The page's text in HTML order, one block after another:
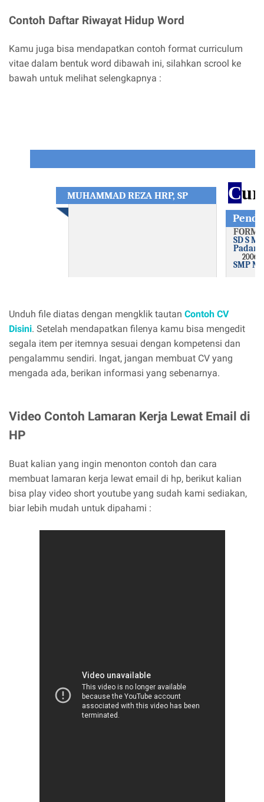
Contoh Daftar Riwayat Hidup Word
Kamu juga bisa mendapatkan contoh format curriculum
vitae dalam bentuk word dibawah ini, silahkan scrool ke
bawah untuk melihat selengkapnya :
Unduh file diatas dengan mengklik tautan Contoh CV
Disini. Setelah mendapatkan filenya kamu bisa mengedit
segala item per itemnya sesuai dengan kompetensi dan
pengalammu sendiri. Ingat, jangan membuat CV yang
mengada ada, berikan informasi yang sebenarnya.
Video Contoh Lamaran Kerja Lewat Email di
HP
Buat kalian yang ingin menonton contoh dan cara
membuat lamaran kerja lewat email di hp, berikut kalian
bisa play video short youtube yang sudah kami sediakan,
biar lebih mudah untuk dipahami :